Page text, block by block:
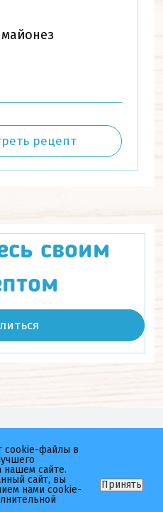
рецепт
своим
неМясо
cookie-файлы в
нашем сайте.
сайт, вы
нами cookie-
Принять